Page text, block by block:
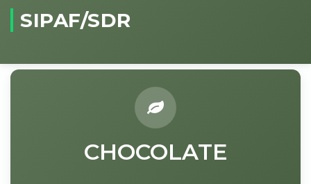
SIPAF/SDR
CHOCOLATE